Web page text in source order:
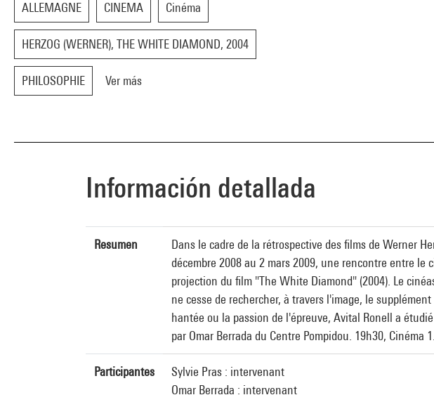
ALLEMAGNE CINEMA Cinéma
HERZOG (WERNER), THE WHITE DIAMOND, 2004
PHILOSOPHIE Ver más
Información detallada
Resumen
Dans le cadre de la rétrospective des films de Werner
décembre 2008 au 2 mars 2009, une rencontre entre
projection du film "The White Diamond" (2004). Le
ne cesse de rechercher, à travers l'image, le
hantée ou la passion de l'épreuve, Avital Ronell a
par Omar Berrada du Centre Pompidou. 19h30, Cinéma 1.
Participantes
Sylvie Pras : intervenant
Omar Berrada : intervenant